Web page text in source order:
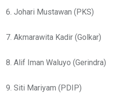
6. Johari Mustawan (PKS)
7. Akmarawita Kadir (Golkar)
8. Alif Iman Waluyo (Gerindra)
9. Siti Mariyam (PDIP)